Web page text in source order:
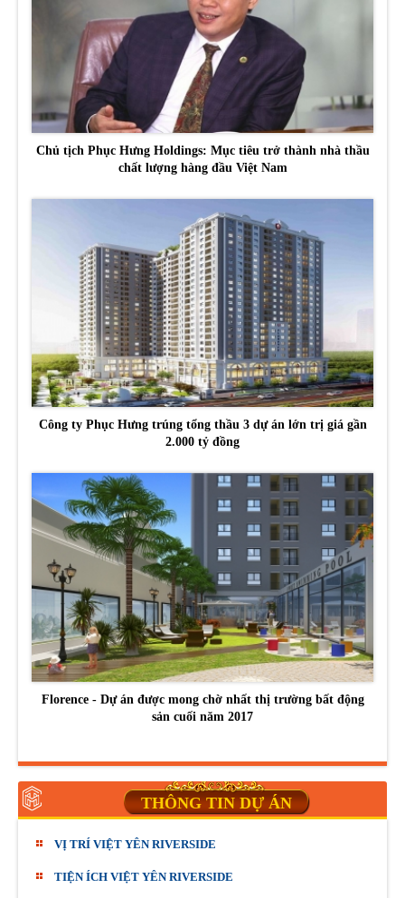
Chủ tịch Phục Hưng Holdings: Mục tiêu trở thành nhà thầu
chất lượng hàng đầu Việt Nam
Công ty Phục Hưng trúng tổng thầu 3 dự án lớn trị giá gần
2.000 tỷ đồng
Florence - Dự án được mong chờ nhất thị trường bất động
sản cuối năm 2017
THÔNG TIN DỰ ÁN
VỊ TRÍ VIỆT YÊN RIVERSIDE
TIỆN ÍCH VIỆT YÊN RIVERSIDE